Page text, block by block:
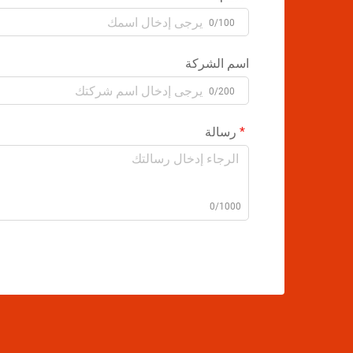
0/100
اسم الشركة
0/200
رسالة
0/1000